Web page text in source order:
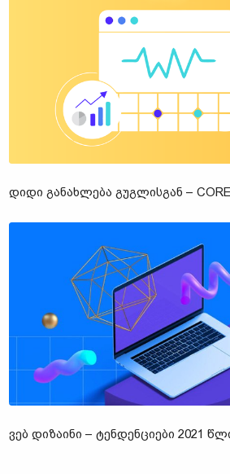
ᲓᲘᲓᲘ ᲒᲐᲜᲐᲮᲚᲔᲑᲐ ᲒᲣᲒᲚᲘᲡᲒᲐᲜ – CORE
ᲕᲔᲑ ᲓᲘᲖᲐᲘᲜᲘ – ᲢᲔᲜᲓᲔᲜᲪᲘᲔᲑᲘ 2021